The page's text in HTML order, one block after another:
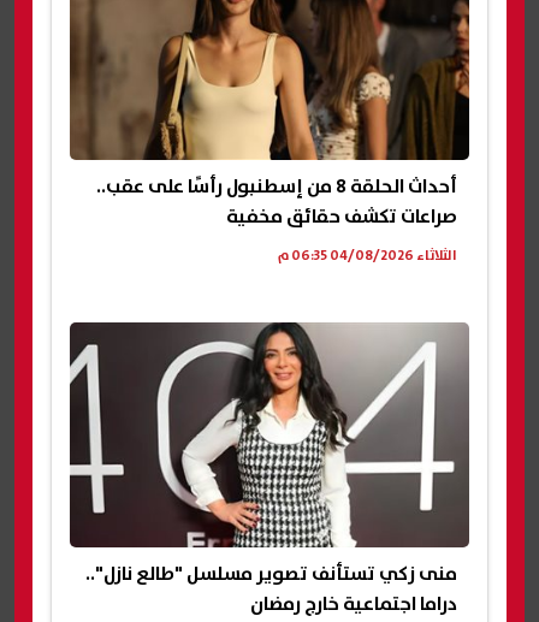
أحداث الحلقة 8 من إسطنبول رأسًا على عقب..
صراعات تكشف حقائق مخفية
الثلاثاء 04/08/2026 06:35 م
منى زكي تستأنف تصوير مسلسل "طالع نازل"..
دراما اجتماعية خارج رمضان